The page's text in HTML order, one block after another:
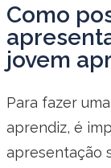
Como
jovem
Para fazer
aprendiz, é
apresentação